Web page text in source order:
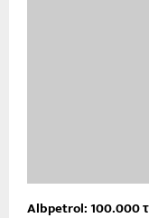
Albpetrol: 100.000